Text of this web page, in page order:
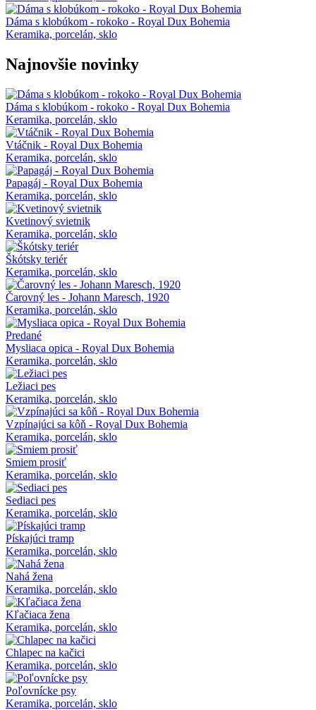
Dáma s klobúkom - rokoko - Royal Dux Bohemia
Keramika, porcelán, sklo
Najnovšie novinky
Dáma s klobúkom - rokoko - Royal Dux Bohemia
Keramika, porcelán, sklo
Vtáčnik - Royal Dux Bohemia
Keramika, porcelán, sklo
Papagáj - Royal Dux Bohemia
Keramika, porcelán, sklo
Kvetinový svietnik
Keramika, porcelán, sklo
Škótsky teriér
Keramika, porcelán, sklo
Čarovný les - Johann Maresch, 1920
Keramika, porcelán, sklo
Predané
Mysliaca opica - Royal Dux Bohemia
Keramika, porcelán, sklo
Ležiaci pes
Keramika, porcelán, sklo
Vzpínajúci sa kôň - Royal Dux Bohemia
Keramika, porcelán, sklo
Smiem prosiť
Keramika, porcelán, sklo
Sediaci pes
Keramika, porcelán, sklo
Pískajúci tramp
Keramika, porcelán, sklo
Nahá žena
Keramika, porcelán, sklo
Kľačiaca žena
Keramika, porcelán, sklo
Chlapec na kačici
Keramika, porcelán, sklo
Poľovnícke psy
Keramika, porcelán, sklo